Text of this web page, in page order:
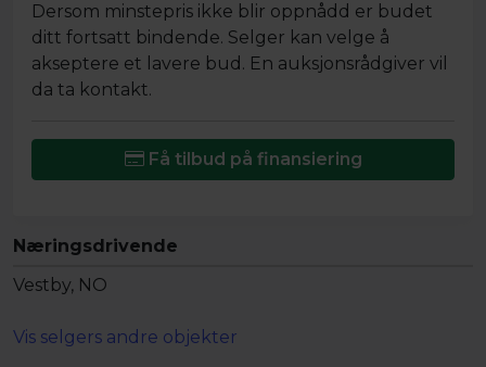
Dersom minstepris ikke blir oppnådd er budet
ditt fortsatt bindende. Selger kan velge å
akseptere et lavere bud. En auksjonsrådgiver vil
da ta kontakt.
Få tilbud på finansiering
Næringsdrivende
Vestby, NO
Vis selgers andre objekter